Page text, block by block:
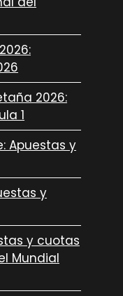
2026:
1
Apuestas y
y
y cuotas
Mundial